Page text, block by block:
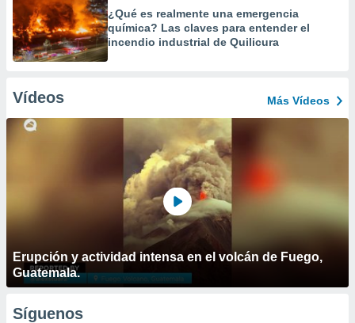
¿Qué es realmente una emergencia
química? Las claves para entender el
incendio industrial de Quilicura
Vídeos Más Vídeos
Erupción y actividad intensa en el volcán de Fuego,
Guatemala.
Síguenos